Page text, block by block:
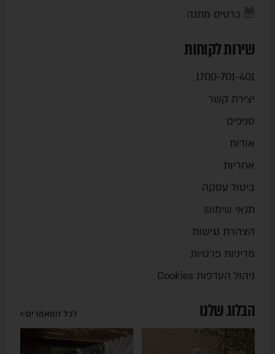
כרטיס מתנה
שירות לקוחות
1700-701-401
יצירת קשר
סניפים
אודות
אחריות
ביטול עסקה
תנאי שימוש
הצהרת נגישות
מדיניות פרטיות
ניהול העדפות Cookies
הבלוג שלנו לכל המאמרים